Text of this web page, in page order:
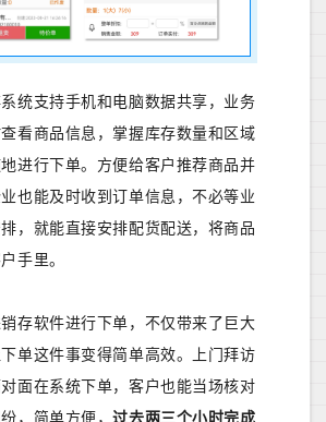
统支持手机和电脑数据共享，业务
看商品信息，掌握库存数量和区域
进行下单。方便给客户推荐商品并
也能及时收到订单信息，不必等业
，就能直接安排配货配送，将商品
手里。
存软件进行下单，不仅带来了巨大
单这件事变得简单高效。上门拜访
面在系统下单，客户也能当场核对
，简单方便，过去两三个小时完成